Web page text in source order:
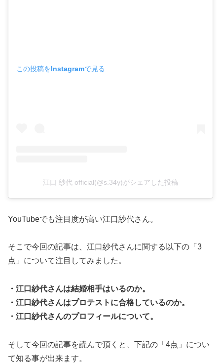
この投稿をInstagramで見る
江口 紗代 official(@s.34y)がシェアした投稿
YouTubeでも注目度が高い江口紗代さん。
そこで今回の記事は、江口紗代さんに関する以下の「3
点」について注目してみました。
・江口紗代さんは結婚相手はいるのか。
・江口紗代さんはプロテストに合格しているのか。
・江口紗代さんのプロフィールについて。
そして今回の記事を読んで頂くと、下記の「4点」につい
て知る事が出来ます。